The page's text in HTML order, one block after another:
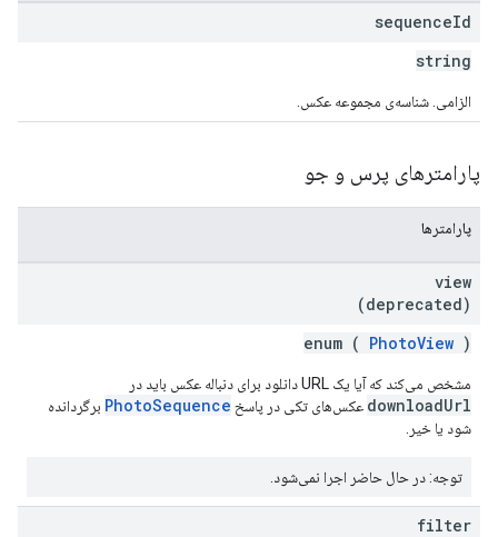
sequenceId
string
الزامی. شناسه‌ی مجموعه عکس.
پارامترهای پرس و جو
پارامترها
view
(deprecated)
enum ( PhotoView )
مشخص می‌کند که آیا یک URL دانلود برای دنباله عکس باید در
downloadUrl عکس‌های تکی در پاسخ PhotoSequence برگردانده
شود یا خیر.
توجه: در حال حاضر اجرا نمی‌شود.
filter